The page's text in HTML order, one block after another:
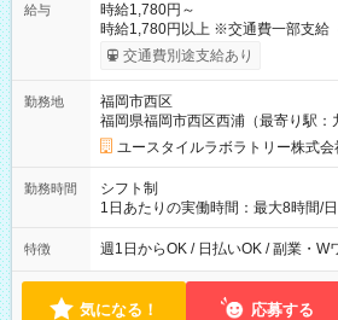
給与
時給1,780円～
時給1,780円以上 ※交通費一部支給
考慮して決定します 【収入例】 週1回勤務の場合：1,780円×8時
間×4回=5万6,960円 週3回勤務の場合：1,780円×8時間×12回
月 ※ 雇用形態と給与に、本採用時と
用形態：本採用時と同じです。 給与
交通費別途支給あり
勤務地
福岡市西区
福岡県福岡市西区西浦（最寄り駅：
ユースタイルラボラトリー株式会
勤務時間
シフト制
1日あたりの実働時間：最大8時間/
00 ※週1日～OK ／ 夜勤専従 ＊＊ 勤務時間例 ＊＊ ■22時か
ら翌7時 ■23時から翌8時 ■24時から翌9時 な
ます。 ※曜日固定（毎週同じ曜日
特徴 週1日からOK / 日払いOK / 副業・W
気になる！ 応募する